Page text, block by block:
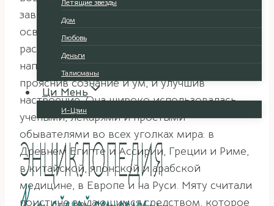
Летящие звезды
Дом
Любовь
Деньги
Талисманы
Ци Мень
И-Цзин
завоевав его любовь не только
освежающим ароматом, но и способностью
расслабить, успокоить и снять усталость,
наполнив при этом жизненными силами,
прояснив сознание и ум, и улучшив
настроение. Она широко использовалась
учеными, лекарями и простыми
обывателями во всех уголках мира: в
Древнем Египте и Ассирии, Греции и Риме,
в китайской, японской и арабской
медицине, в Европе и на Руси. Мяту считали
поистине выдающимся средством, которое